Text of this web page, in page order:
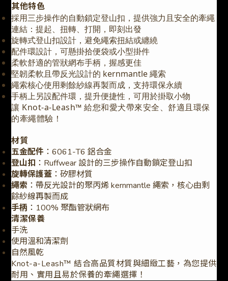
其他特色
採用三步操作的自動鎖定登山扣，提供強力且安全的牽繩
連結：提起、扭轉、打開，即刻出發
旋轉式登山扣設計，避免繩索扭結或纏繞
配件環設計，可懸掛拾便袋或小型掛件
柔軟舒適的管狀網布手柄，握感更佳
堅韌柔軟且帶反光設計的 kernmantle 繩索
繩索核心使用剩餘紗線再製而成，支持環保永續
手柄上另設配件環，提升便捷性，可用於掛取小物
讓 Knot-a-Leash™ 給您和愛犬帶來安全、舒適且環保
的牽繩體驗！
材質
五金配件 ：6061-T6 鋁合金
登山扣 ：Ruffwear 設計的三步操作自動鎖定登山扣
旋轉保護蓋 ：矽膠材質
繩索 ：帶反光設計的聚丙烯 kernmantle 繩索，核心由剩
餘紗線再製而成
手柄 ：100% 聚酯管狀網布
清潔保養
手洗
使用溫和清潔劑
自然風乾
Knot-a-Leash™ 結合高品質材質與細緻工藝，為您提供
耐用、實用且易於保養的牽繩選擇！